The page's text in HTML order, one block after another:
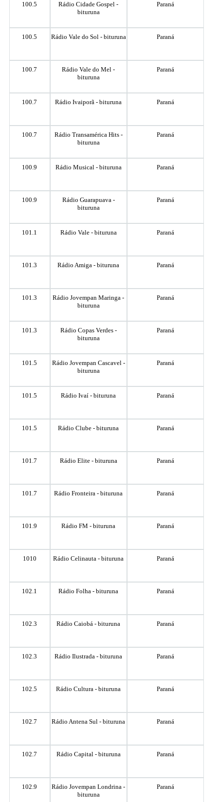
100.5
Rádio Cidade Gospel -
bituruna
Paraná
100.5 Rádio Vale do Sol - bituruna Paraná
100.7
Rádio Vale do Mel -
bituruna
Paraná
100.7 Rádio Ivaiporã - bituruna Paraná
100.7
Rádio Transamérica Hits -
bituruna
Paraná
100.9 Rádio Musical - bituruna Paraná
100.9
Rádio Guarapuava -
bituruna
Paraná
101.1 Rádio Vale - bituruna Paraná
101.3 Rádio Amiga - bituruna Paraná
101.3
Rádio Jovempan Maringa -
bituruna
Paraná
101.3
Rádio Copas Verdes -
bituruna
Paraná
101.5
Rádio Jovempan Cascavel -
bituruna
Paraná
101.5 Rádio Ivaí - bituruna Paraná
101.5 Rádio Clube - bituruna Paraná
101.7 Rádio Elite - bituruna Paraná
101.7 Rádio Fronteira - bituruna Paraná
101.9 Rádio FM - bituruna Paraná
1010 Rádio Celinauta - bituruna Paraná
102.1 Rádio Folha - bituruna Paraná
102.3 Rádio Caiobá - bituruna Paraná
102.3 Rádio Ilustrada - bituruna Paraná
102.5 Rádio Cultura - bituruna Paraná
102.7 Rádio Antena Sul - bituruna Paraná
102.7 Rádio Capital - bituruna Paraná
102.9
Rádio Jovempan Londrina -
bituruna
Paraná